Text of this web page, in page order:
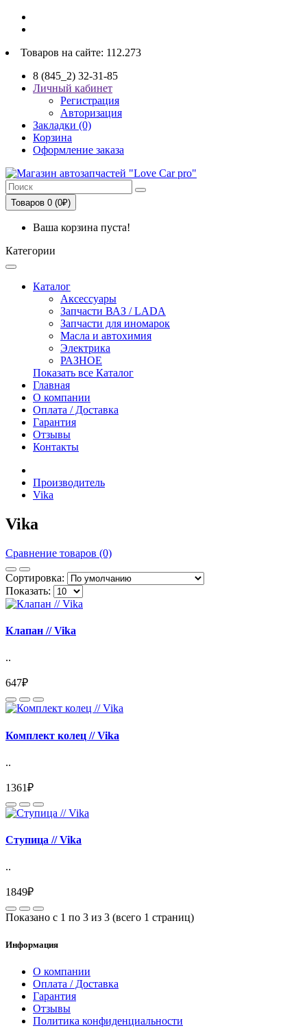
Товаров на сайте: 112.273
8 (845_2) 32-31-85
Личный кабинет
Регистрация
Авторизация
Закладки (0)
Корзина
Оформление заказа
Товаров 0 (0₽)
Ваша корзина пуста!
Категории
Каталог
Аксессуары
Запчасти ВАЗ / LADA
Запчасти для иномарок
Масла и автохимия
Электрика
РАЗНОЕ
Показать все Каталог
Главная
О компании
Оплата / Доставка
Гарантия
Отзывы
Контакты
Производитель
Vika
Vika
Сравнение товаров (0)
Сортировка:
Показать:
Клапан // Vika
..
647₽
Комплект колец // Vika
..
1361₽
Ступица // Vika
..
1849₽
Показано с 1 по 3 из 3 (всего 1 страниц)
Информация
О компании
Оплата / Доставка
Гарантия
Отзывы
Политика конфиденциальности